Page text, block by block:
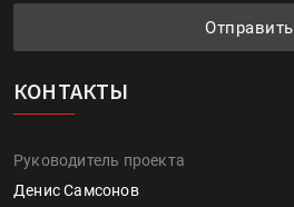
Отправить
КОНТАКТЫ
Руководитель проекта
Денис Самсонов